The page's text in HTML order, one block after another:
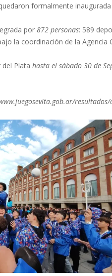
formalmente inaugurada
por 872 personas: 589
la coordinación de la Agencia
del Plata hasta el sábado 30 de
resultados/